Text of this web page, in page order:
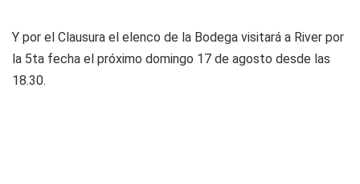
Y por el Clausura el elenco de la Bodega visitará a River por
la 5ta fecha el próximo domingo 17 de agosto desde las
18.30.